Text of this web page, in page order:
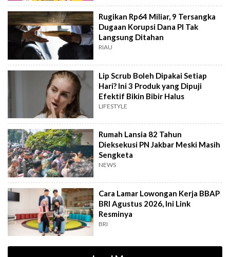
Rugikan Rp64 Miliar, 9 Tersangka
Dugaan Korupsi Dana PI Tak
Langsung Ditahan
RIAU
Lip Scrub Boleh Dipakai Setiap
Hari? Ini 3 Produk yang Dipuji
Efektif Bikin Bibir Halus
LIFESTYLE
Rumah Lansia 82 Tahun
Dieksekusi PN Jakbar Meski Masih
Sengketa
NEWS
Cara Lamar Lowongan Kerja BBAP
BRI Agustus 2026, Ini Link
Resminya
BRI